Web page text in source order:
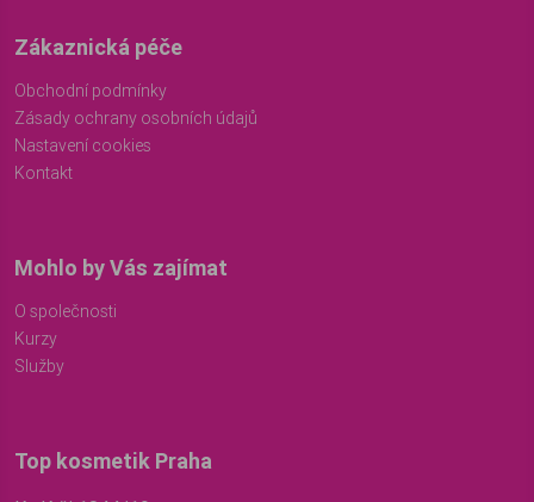
Zákaznická péče
Obchodní podmínky
Zásady ochrany osobních údajů
Nastavení cookies
Kontakt
Mohlo by Vás zajímat
O společnosti
Kurzy
Služby
Top kosmetik Praha